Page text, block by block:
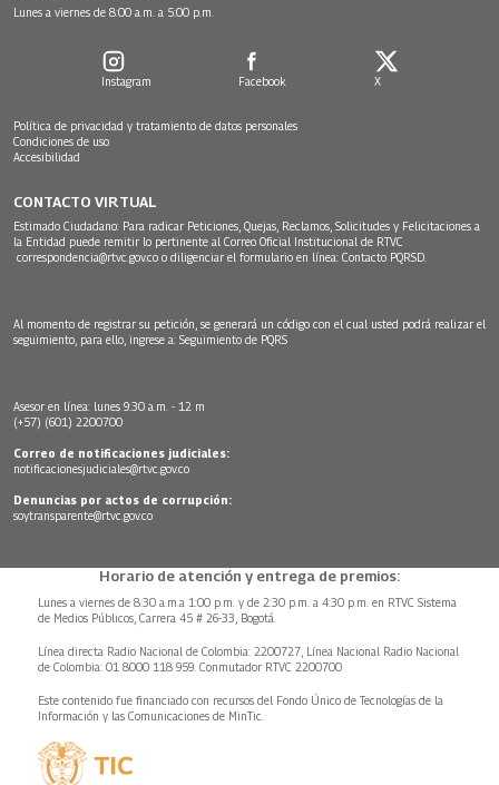
Lunes a viernes de 8:00 a.m. a 5:00 p.m.
Instagram Facebook X
Política de privacidad y tratamiento de datos personales
Condiciones de uso
Accesibilidad
CONTACTO VIRTUAL
Estimado Ciudadano: Para radicar Peticiones, Quejas, Reclamos, Solicitudes y Felicitaciones a
la Entidad puede remitir lo pertinente al Correo Oficial Institucional de RTVC
correspondencia@rtvc.gov.co o diligenciar el formulario en línea: Contacto PQRSD.
Al momento de registrar su petición, se generará un código con el cual usted podrá realizar el
seguimiento, para ello, ingrese a: Seguimiento de PQRS
Asesor en línea: lunes 9:30 a.m. - 12 m
(+57) (601) 2200700
Correo de notificaciones judiciales:
notificacionesjudiciales@rtvc.gov.co
Denuncias por actos de corrupción:
soytransparente@rtvc.gov.co
Horario de atención y entrega de premios:
Lunes a viernes de 8:30 a.m.a 1:00 p.m. y de 2:30 p.m. a 4:30 p.m. en RTVC Sistema
de Medios Públicos, Carrera 45 # 26-33, Bogotá.
Línea directa Radio Nacional de Colombia: 2200727, Línea Nacional Radio Nacional
de Colombia: 01 8000 118 959. Conmutador RTVC 2200700
Este contenido fue financiado con recursos del Fondo Único de Tecnologías de la
Información y las Comunicaciones de MinTic.